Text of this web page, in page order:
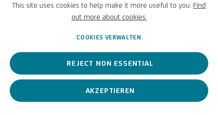
This site uses cookies to help make it more useful to you. Find
out more about cookies.
COOKIES VERWALTEN
REJECT NON ESSENTIAL
AKZEPTIEREN